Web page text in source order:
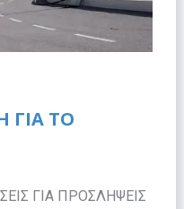
ΓΙΑ ΤΟ
ΓΙΑ ΠΡΟΣΛΗΨΕΙΣ